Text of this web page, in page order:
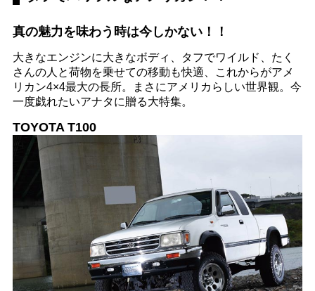
真の魅力を味わう時は今しかない！！
大きなエンジンに大きなボディ、タフでワイルド、たく
さんの人と荷物を乗せての移動も快適、これからがアメ
リカン4×4最大の長所。まさにアメリカらしい世界観。今
一度戯れたいアナタに贈る大特集。
TOYOTA T100